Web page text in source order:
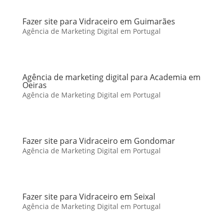
Fazer site para Vidraceiro em Guimarães
Agência de Marketing Digital em Portugal
Agência de marketing digital para Academia em
Oeiras
Agência de Marketing Digital em Portugal
Fazer site para Vidraceiro em Gondomar
Agência de Marketing Digital em Portugal
Fazer site para Vidraceiro em Seixal
Agência de Marketing Digital em Portugal